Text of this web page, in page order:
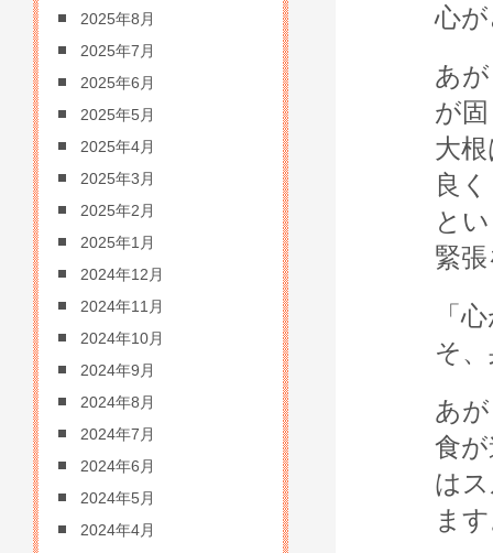
心
あ
が
大
良
と
緊
「
そ
あ
食
は
ま
2025年8月
2025年7月
2025年6月
2025年5月
2025年4月
2025年3月
2025年2月
2025年1月
2024年12月
2024年11月
2024年10月
2024年9月
2024年8月
2024年7月
2024年6月
2024年5月
2024年4月